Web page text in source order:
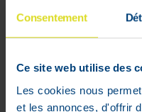
Consentement
Ce site web utilise des
Les cookies nous
et les annonces, d'offrir
Conseil
Dose journalière
Avalez la capsule
Chez les